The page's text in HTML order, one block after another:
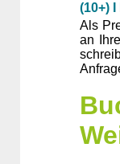
(10+)
Als
an